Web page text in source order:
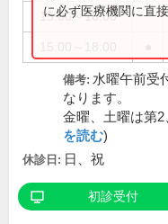
15:00～16:00
に必ず医療機関に直
備考: 水曜午前受
なります。
金曜、土曜は第
を読む)
休診日: 日、祝
初診受付